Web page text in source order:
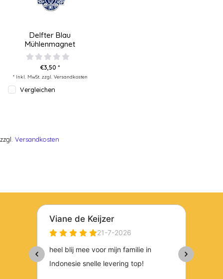
Delfter Blau
Mühlenmagnet
€3,50 *
* Inkl. MwSt. zzgl. Versandkosten
Vergleichen
zzgl. Versandkosten